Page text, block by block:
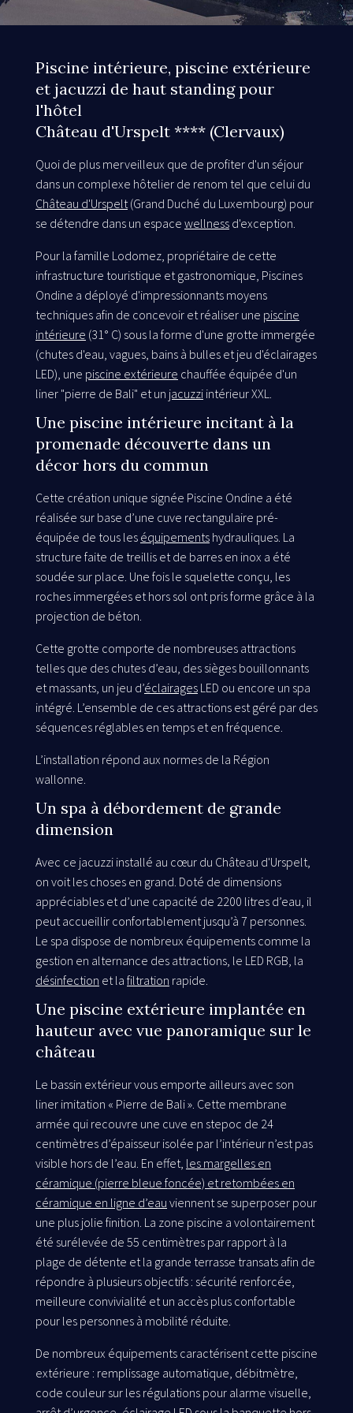
Piscine intérieure, piscine extérieure
et jacuzzi de haut standing pour
l'hôtel
Château d'Urspelt **** (Clervaux)
Quoi de plus merveilleux que de profiter d'un séjour
dans un complexe hôtelier de renom tel que celui du
Château d'Urspelt(Grand Duché du Luxembourg) pour
se détendre dans un espace wellness d'exception.
Pour la famille Lodomez, propriétaire de cette
infrastructure touristique et gastronomique, Piscines
Ondine a déployé d'impressionnants moyens
techniques afin de concevoir et réaliser une piscine
intérieure (31° C) sous la forme d'une grotte immergée
(chutes d'eau, vagues, bains à bulles et jeu d'éclairages
LED), une piscine extérieure chauffée équipée d'un
liner "pierre de Bali" et un jacuzzi intérieur XXL.
Une piscine intérieure incitant à la
promenade découverte dans un
décor hors du commun
Cette création unique signée Piscine Ondine a été
réalisée sur base d’une cuve rectangulaire pré-
équipée de tous les équipements hydrauliques. La
structure faite de treillis et de barres en inox a été
soudée sur place. Une fois le squelette conçu, les
roches immergées et hors sol ont pris forme grâce à la
projection de béton.
Cette grotte comporte de nombreuses attractions
telles que des chutes d’eau, des sièges bouillonnants
et massants, un jeu d’éclairages LED ou encore un spa
intégré. L’ensemble de ces attractions est géré par des
séquences réglables en temps et en fréquence.
L’installation répond aux normes de la Région
wallonne.
Un spa à débordement de grande
dimension
Avec ce jacuzzi installé au cœur du Château d'Urspelt,
on voit les choses en grand. Doté de dimensions
appréciables et d’une capacité de 2200 litres d’eau, il
peut accueillir confortablement jusqu’à 7 personnes.
Le spa dispose de nombreux équipements comme la
gestion en alternance des attractions, le LED RGB, la
désinfection et la filtration rapide.
Une piscine extérieure implantée en
hauteur avec vue panoramique sur le
château
Le bassin extérieur vous emporte ailleurs avec son
liner imitation « Pierre de Bali ». Cette membrane
armée qui recouvre une cuve en stepoc de 24
centimètres d’épaisseur isolée par l’intérieur n’est pas
visible hors de l’eau. En effet, les margelles en
céramique (pierre bleue foncée) et retombées en
céramique en ligne d’eau viennent se superposer pour
une plus jolie finition. La zone piscine a volontairement
été surélevée de 55 centimètres par rapport à la
plage de détente et la grande terrasse transats afin de
répondre à plusieurs objectifs : sécurité renforcée,
meilleure convivialité et un accès plus confortable
pour les personnes à mobilité réduite.
De nombreux équipements caractérisent cette piscine
extérieure : remplissage automatique, débitmètre,
code couleur sur les régulations pour alarme visuelle,